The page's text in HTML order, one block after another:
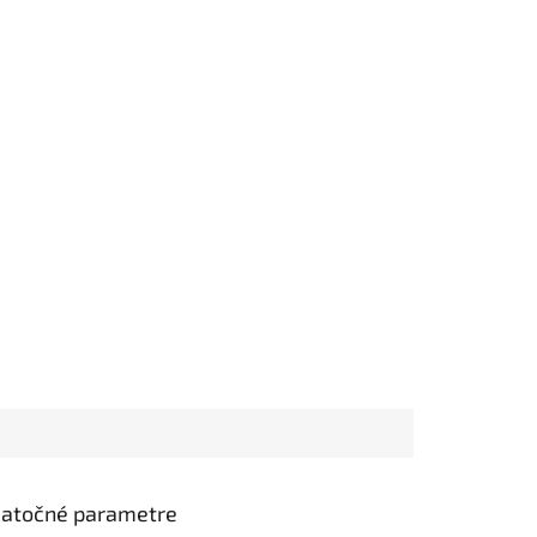
parametre